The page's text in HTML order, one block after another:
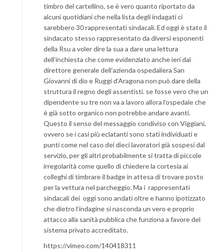
timbro del cartellino, se è vero quanto riportato da
alcuni quotidiani che nella lista degli indagati ci
sarebbero 30 rappresentati sindacali. Ed oggi è stato il
sindacato stesso rappresentato da diversi esponenti
della Rsu a voler dire la sua a dare una lettura
dell’inchiesta che come evidenziato anche ieri dal
direttore generale dell’azienda ospedaliera San
Giovanni di dio e Ruggi d’Aragona non può dare della
struttura il regno degli assentisti. se fosse vero che un
dipendente su tre non va a lavoro allora l’ospedale che
è già sotto organico non potrebbe andare avanti.
Questo il senso del messaggio condiviso con Viggiani,
ovvero se i casi più eclatanti sono stati individuati e
punti come nel caso dei dieci lavoratori già sospesi dal
servizio, per gli altri probabilmente si tratta di piccole
irregolarità come quello di chiedere la cortesia ai
colleghi di timbrare il badge in attesa di trovare posto
per la vettura nel parcheggio. Ma i rappresentati
sindacali dei oggi sono andati oltre e hanno ipotizzato
che dietro l’indagine si nasconda un vero e proprio
attacco alla sanità pubblica che funziona a favore del
sistema privato accreditato.
https://vimeo.com/140418311